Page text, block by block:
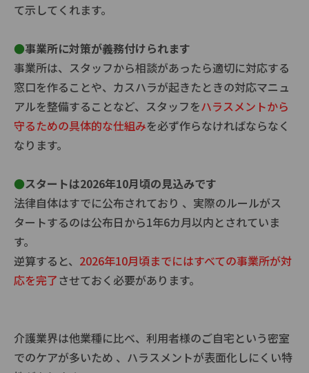
て示してくれます。
●事業所に対策が義務付けられます
事業所は、スタッフから相談があったら適切に対応する
窓口を作ることや、カスハラが起きたときの対応マニュ
アルを整備することなど、スタッフをハラスメントから
守るための具体的な仕組みを必ず作らなければならなく
なります。
●スタートは2026年10月頃の見込みです
法律自体はすでに公布されており 、実際のルールがス
タートするのは公布日から1年6カ月以内とされていま
す。
逆算すると、 2026年10月頃までにはすべての事業所が対
応を完了させておく必要があります。
介護業界は他業種に比べ、利用者様のご自宅という密室
でのケアが多いため 、ハラスメントが表面化しにくい特